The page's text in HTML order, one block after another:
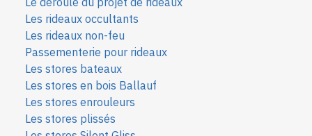
Les rideaux occultants
Les rideaux non-feu
Passementerie pour rideaux
Les stores bateaux
Les stores en bois Ballauf
Les stores enrouleurs
Les stores plissés